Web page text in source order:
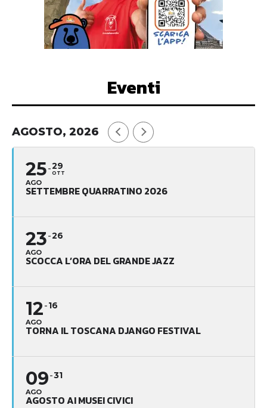
Eventi
AGOSTO, 2026
25
AGO
29
OTT
SETTEMBRE QUARRATINO 2026
23
AGO
26
SCOCCA L’ORA DEL GRANDE JAZZ
12
AGO
16
TORNA IL TOSCANA DJANGO FESTIVAL
09
AGO
31
AGOSTO AI MUSEI CIVICI